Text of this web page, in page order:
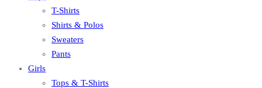
T-Shirts
Shirts & Polos
Sweaters
Pants
Girls
Tops & T-Shirts